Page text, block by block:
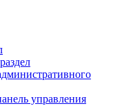
управления